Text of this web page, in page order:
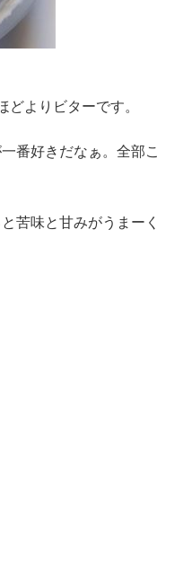
どよりビターです。
番好きだなぁ。全部こ
苦味と甘みがうまーく